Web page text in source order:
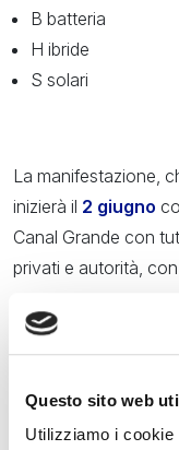
Questo sito web
Utilizziamo i
B batteria
H ibride
S solari
La manifestazione,
inizierà il 2 giugno
Canal Grande con
privati e autorità, con
Il secondo giorno,
sfidarsi in una prova
mentre il